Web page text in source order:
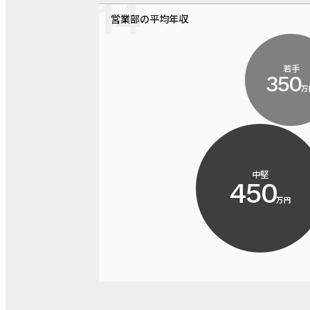
営業部の平均年収
若手
350
中堅
450万円